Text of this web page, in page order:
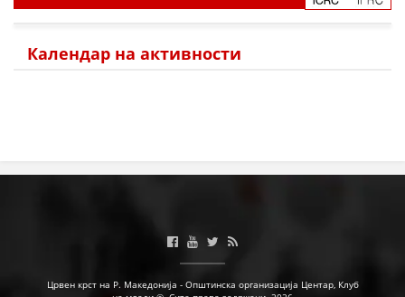
Календар на активности
Црвен крст на Р. Македонија - Општинска организација Центар, Клуб